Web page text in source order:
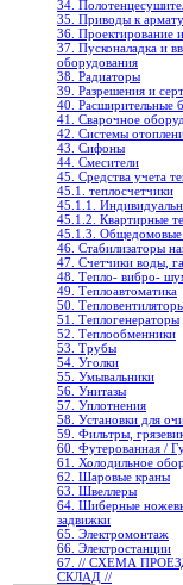
34.
35. Приводы к
36. Проектирование
37. Пусконаладка и
оборудования
38. Радиаторы
39. Разрешения и
40. Расширительные
41. Сварочное
42. Системы
43. Сифоны
44. Смесители
45. Средства учета
45.1. теплосчетчики
45.1.1.
45.1.2. Квартирные
45.1.3. Общедомовые
46. Стабилизаторы
47. Счетчики воды,
48. Тепло- вибро-
49. Теплоавтоматика
50.
51. Теплогенераторы
52. Теплообменники
53. Трубы
54. Уголки
55. Умывальники
56. Унитазы
57. Уплотнения
58. Установки для
59. Фильтры,
60. Футерованная /
61. Холодильное
62. Шаровые краны
63. Швеллеры
64. Шиберные
задвижки
65. Электромонтаж
66. Электростанции
67. // СХЕМА
СКЛАД //